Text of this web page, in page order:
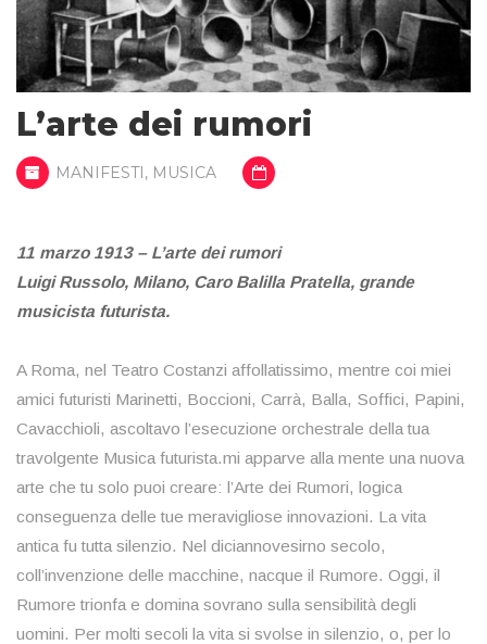
L’arte dei rumori
MANIFESTI, MUSICA
11 marzo 1913 – L’arte dei rumori
Luigi Russolo, Milano, Caro Balilla Pratella, grande
musicista futurista.
A Roma, nel Teatro Costanzi affollatissimo, mentre coi miei
amici futuristi Marinetti, Boccioni, Carrà, Balla, Soffici, Papini,
Cavacchioli, ascoltavo l’esecuzione orchestrale della tua
travolgente Musica futurista.mi apparve alla mente una nuova
arte che tu solo puoi creare: l’Arte dei Rumori, logica
conseguenza delle tue meravigliose innovazioni. La vita
antica fu tutta silenzio. Nel diciannovesirno secolo,
coll’invenzione delle macchine, nacque il Rumore. Oggi, il
Rumore trionfa e domina sovrano sulla sensibilità degli
uomini. Per molti secoli la vita si svolse in silenzio, o, per lo